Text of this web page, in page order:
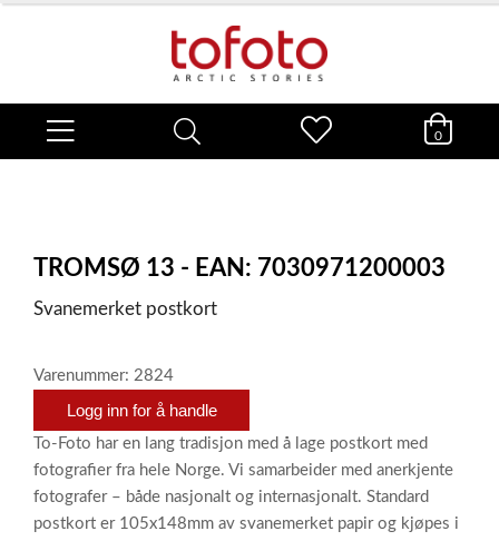
0
TROMSØ 13 - EAN: 7030971200003
Svanemerket postkort
Varenummer: 2824
Logg inn for å handle
To-Foto har en lang tradisjon med å lage postkort med
fotografier fra hele Norge. Vi samarbeider med anerkjente
fotografer – både nasjonalt og internasjonalt. Standard
postkort er 105x148mm av svanemerket papir og kjøpes i